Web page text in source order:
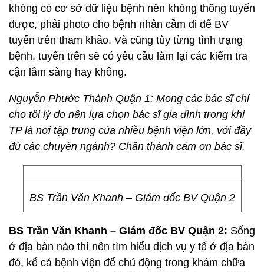
không có cơ sở dữ liệu bệnh nên không thông tuyến
được, phải photo cho bệnh nhân cầm đi để BV
tuyến trên tham khảo. Và cũng tùy từng tình trạng
bệnh, tuyến trên sẽ có yêu cầu làm lại các kiểm tra
cận lâm sàng hay không.
Nguyễn Phước Thành Quận 1: Mong các bác sĩ chỉ
cho tôi lý do nên lựa chọn bác sĩ gia đình trong khi
TP là nơi tập trung của nhiều bệnh viện lớn, với đầy
đủ các chuyên ngành? Chân thành cảm ơn bác sĩ.
BS Trần Văn Khanh – Giám đốc BV Quận 2
BS Trần Văn Khanh – Giám đốc BV Quận 2: Sống
ở địa bàn nào thì nên tìm hiểu dịch vụ y tế ở địa bàn
đó, kể cả bệnh viện để chủ động trong khám chữa